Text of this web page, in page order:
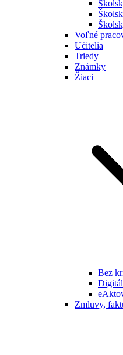
Voľné
Učitelia
Triedy
Známky
Žiaci
Bez
Zmluvy,